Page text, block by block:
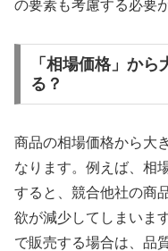
の要素も考慮する必要
「相場価格」か
る？
商品の相場価格から大
なります。例えば、相
すると、競合他社の商
欲が減少してしまいま
で販売する場合は、品